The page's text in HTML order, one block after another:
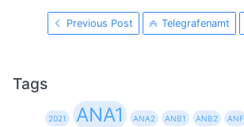
Previous Post Telegrafenamt
Tags
2021 ANA1 ANA2 ANB1 ANB2 ANF